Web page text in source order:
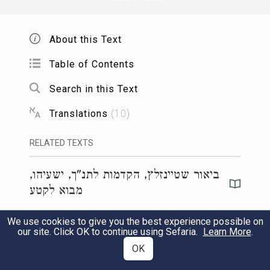
לָכֵ֗ן נְאֻ֤ם הָאָדוֹן֙ יְהֹוָ֣ה צְבָא֔וֹת אֲבִ֖יר יִשְׂרָאֵ֑ל
ה֚וֹי אֶנָּחֵ֣ם מִצָּרַ֔י וְאִנָּקְמָ֖ה מֵאוֹיְבָֽי׃
וְאָשִׁ֤יבָה יָדִי֙ עָלַ֔יִךְ וְאֶצְרֹ֥ף כַּבֹּ֖ר סִיגָ֑יִךְ
וְאָשִׁ֤יבָה שֹׁפְטַ֙יִךְ֙ כְּבָרִ֣אשֹׁנָ֔ה וְיֹעֲצַ֖יִךְ
כְּבַתְּחִלָּ֑ה אַֽחֲרֵי־כֵ֗ן יִקָּ֤רֵא לָךְ֙ עִ֣יר הַצֶּ֔דֶק
קִרְיָ֖ה נֶאֱמָנָֽה׃
צִיּ֖וֹן בְּמִשְׁפָּ֣ט תִּפָּדֶ֑ה וְשָׁבֶ֖יהָ בִּצְדָקָֽה׃
About this Text
Table of Contents
Search in this Text
Translations (10)
RELATED TEXTS
ביאור שטיינזלץ, הקדמות לתנ"ך, ישעיהו,
מבוא לקטע
ביאור שטיינזלץ, הקדמות לתנ"ך, ישעיהו,
הקדמה לספר
We use cookies to give you the best experience possible on
our site. Click OK to continue using Sefaria. Learn More.
OK